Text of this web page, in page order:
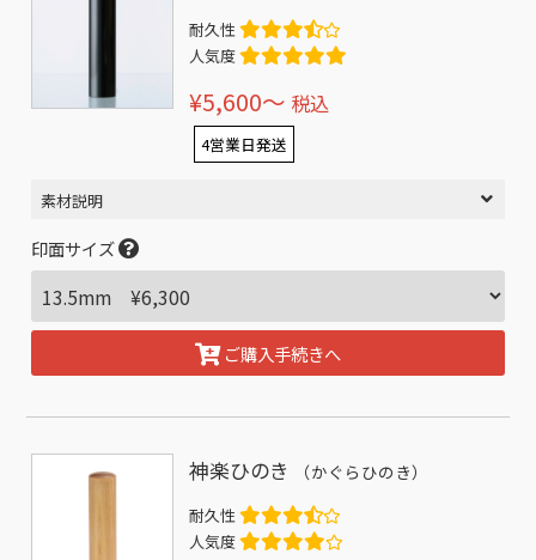
耐久性
人気度
¥5,600〜 税込
4営業日発送
素材説明
印面サイズ
ご購入手続きへ
神楽ひのき （かぐらひのき）
耐久性
人気度